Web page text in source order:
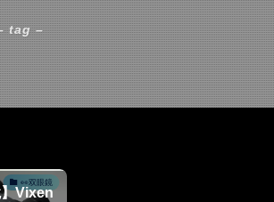
tag –
👀双眼鏡
Vixen